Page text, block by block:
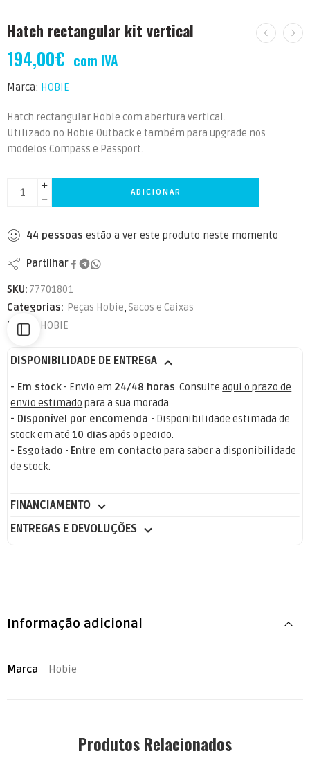
Hatch rectangular kit vertical
194,00€ com IVA
Marca: HOBIE
Hatch rectangular Hobie com abertura vertical.
Utilizado no Hobie Outback e também para upgrade nos
modelos Compass e Passport.
ADICIONAR
44 pessoas estão a ver este produto neste momento
Partilhar
SKU: 77701801
Categorias: Peças Hobie, Sacos e Caixas
Marca:
HOBIE
DISPONIBILIDADE DE ENTREGA
- Em stock - Envio em 24/48 horas. Consulteaqui o prazo de
envio estimado para a sua morada.
- Disponível por encomenda - Disponibilidade estimada de
stock em até10 dias após o pedido.
- Esgotado - Entre em contacto para saber a disponibilidade
de stock.
FINANCIAMENTO
ENTREGAS E DEVOLUÇÕES
Informação adicional
Marca Hobie
Produtos Relacionados